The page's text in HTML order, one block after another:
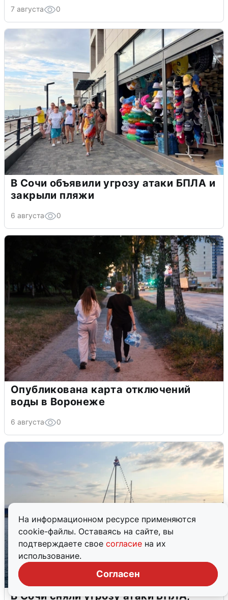
На информационном ресурсе применяются
cookie-файлы. Оставаясь на сайте, вы
подтверждаете свое согласие на их
использование.
Согласен
7 августа 0
В Сочи объявили угрозу атаки БПЛА и
закрыли пляжи
6 августа 0
Опубликована карта отключений
воды в Воронеже
6 августа 0
В Сочи сняли угрозу атаки БПЛА,